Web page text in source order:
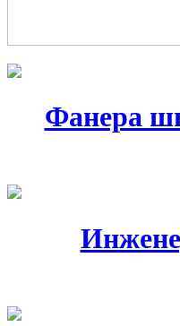
Фанера